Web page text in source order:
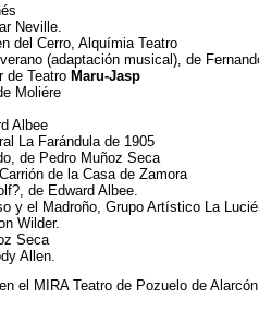
Neville.
del Cerro, Alquímia Teatro
(adaptación musical), de
de Teatro Maru-Jasp
Moliére
Albee
La Farándula de 1905
de Pedro Muñoz Seca
de la Casa de Zamora
de Edward Albee.
y el Madroño, Grupo Artístico La
Wilder.
Seca
Allen.
el MIRA Teatro de Pozuelo de